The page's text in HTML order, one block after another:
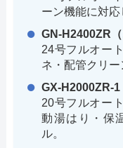
ーン機能に対応
GN-H2400ZR（
24号フルオー
ネ・配管クリー
GX-H2000ZR-1
20号フルオー
動湯はり・保
ル。